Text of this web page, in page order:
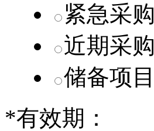
紧急采购
近期采购
储备项目
*有效期：